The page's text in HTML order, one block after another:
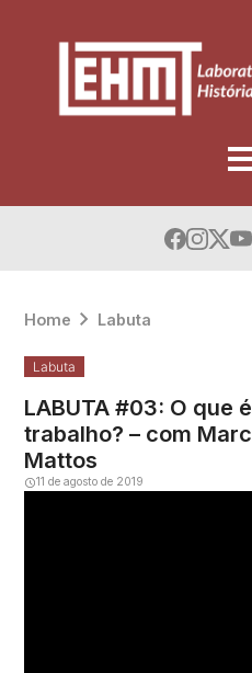
Home Labuta
Labuta
LABUTA #03: O que
trabalho? – com
Mattos
11 de agosto de 2019